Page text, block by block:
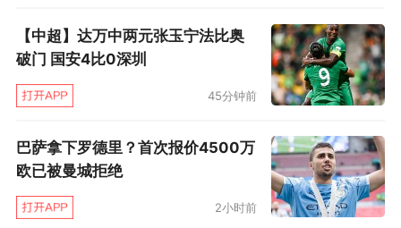
【中超】达万中两元张玉宁法比奥
破门 国安4比0深圳
45分钟前
巴萨拿下罗德里？首次报价4500万
欧已被曼城拒绝
2小时前